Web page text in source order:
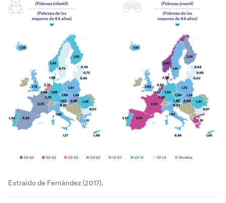
Extraído de Fernández (2017).